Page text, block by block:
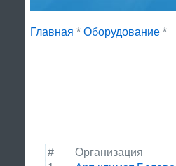
Главная * Оборудование *
# Организация